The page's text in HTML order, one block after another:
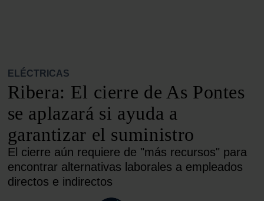
ELÉCTRICAS
Ribera: El cierre de As Pontes
se aplazará si ayuda a
garantizar el suministro
El cierre aún requiere de "más recursos" para
encontrar alternativas laborales a empleados
directos e indirectos